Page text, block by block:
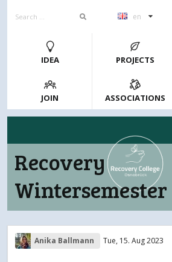
en
IDEA PROJECTS
JOIN ASSOCIATIONS
Recovery
Wintersemester
Anika Ballmann Tue, 15. Aug 2023